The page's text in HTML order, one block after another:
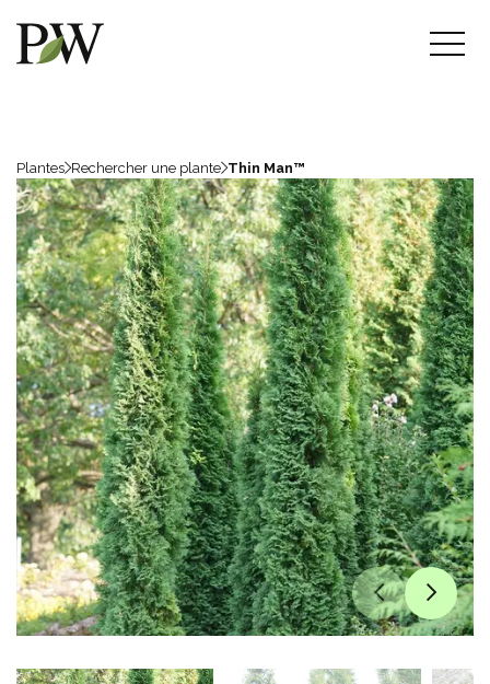
Plantes Rechercher une plante Thin Man™